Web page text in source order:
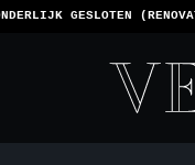
WE ZIJN CASHLESS -